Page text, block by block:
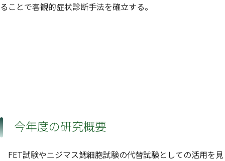
ることで客観的症状診断手法を確立する。
今年度の研究概要
FET試験やニジマス鰓細胞試験の代替試験としての活用を見